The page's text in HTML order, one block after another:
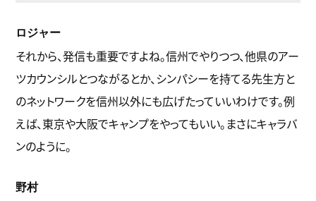
ロジャー
それから、発信も重要ですよね。信州でやりつつ、他県のアー
ツカウンシルとつながるとか、シンパシーを持てる先生方と
のネットワークを信州以外にも広げたっていいわけです。例
えば、東京や大阪でキャンプをやってもいい。まさにキャラバ
ンのように。
野村